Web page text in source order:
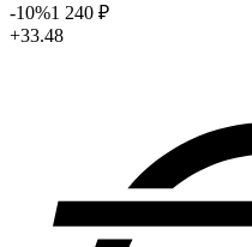
-10%1 240 ₽
+33.48